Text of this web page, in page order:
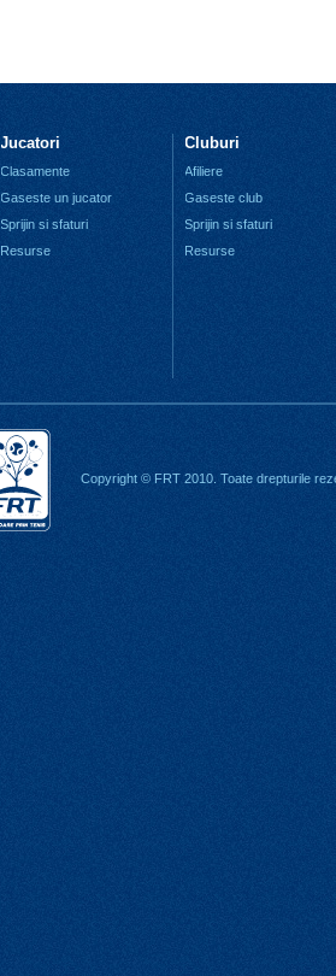
Jucatori
Clasamente
Gaseste un jucator
Sprijin si sfaturi
Resurse
Cluburi
Afiliere
Gaseste club
Sprijin si sfaturi
Resurse
Copyright © FRT 2010. Toate drepturile